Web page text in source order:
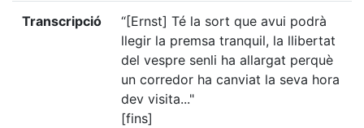
Transcripció
“[Ernst] Té la sort que avui podrà
llegir la premsa tranquil, la llibertat
del vespre senli ha allargat perquè
un corredor ha canviat la seva hora
dev visita..."
[fins]